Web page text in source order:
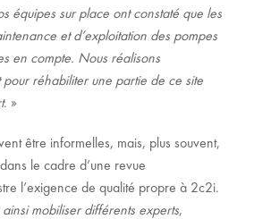
équipes sur place ont constaté que les
et d’exploitation des pompes
en compte. Nous réalisons
pour réhabiliter une partie de ce site
. »
être informelles, mais, plus souvent,
le cadre d’une revue
l’exigence de qualité propre à 2c2i.
mobiliser différents experts,